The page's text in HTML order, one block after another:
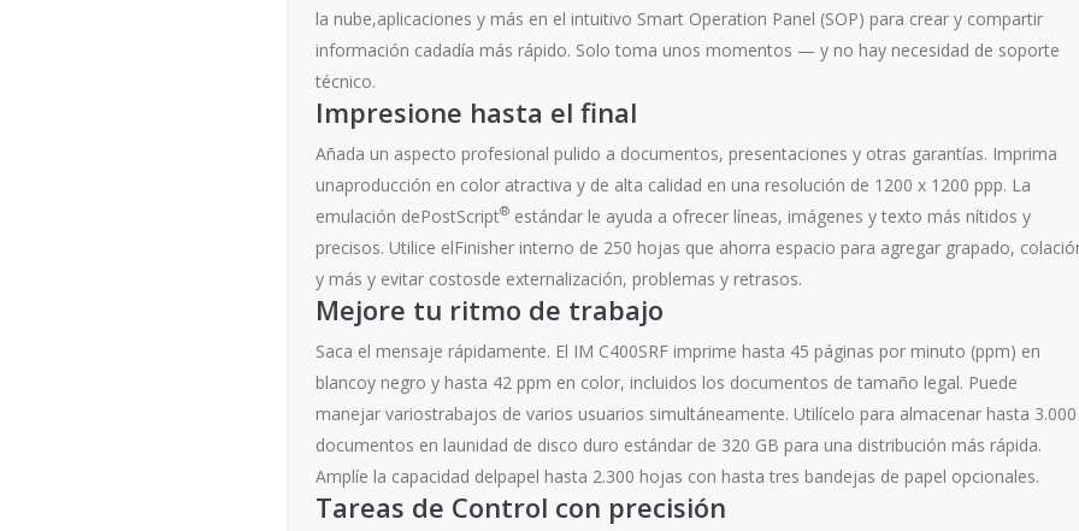
la nube,aplicaciones y más en el intuitivo Smart Operation Panel (SOP) para crear y compartir
información cadadía más rápido. Solo toma unos momentos — y no hay necesidad de soporte
técnico.
Impresione hasta el final
Añada un aspecto profesional pulido a documentos, presentaciones y otras garantías. Imprima
unaproducción en color atractiva y de alta calidad en una resolución de 1200 x 1200 ppp. La
emulación dePostScript® estándar le ayuda a ofrecer líneas, imágenes y texto más nítidos y
precisos. Utilice elFinisher interno de 250 hojas que ahorra espacio para agregar grapado,
y más y evitar costosde externalización, problemas y retrasos.
Mejore tu ritmo de trabajo
Saca el mensaje rápidamente. El IM C400SRF imprime hasta 45 páginas por minuto (ppm) en
blancoy negro y hasta 42 ppm en color, incluidos los documentos de tamaño legal. Puede
manejar variostrabajos de varios usuarios simultáneamente. Utilícelo para almacenar hasta 3.000
documentos en launidad de disco duro estándar de 320 GB para una distribución más rápida.
Amplíe la capacidad delpapel hasta 2.300 hojas con hasta tres bandejas de papel opcionales.
Tareas de Control con precisión